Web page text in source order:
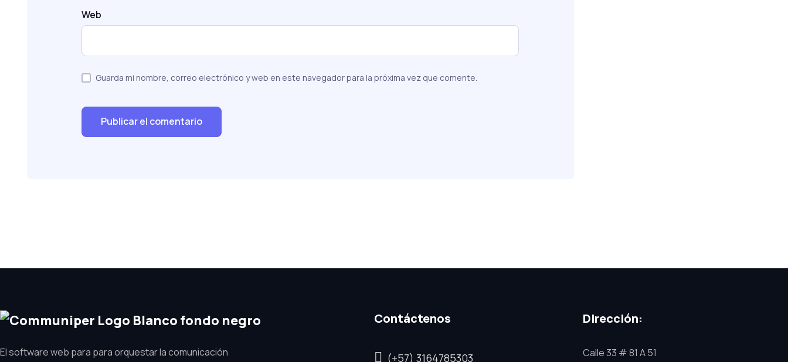
Web
Guarda mi nombre, correo electrónico y web en este navegador para la próxima vez que comente.
El software web para para orquestar la comunicación
Contáctenos
(+57) 3164785303
Dirección:
Calle 33 # 81 A 51